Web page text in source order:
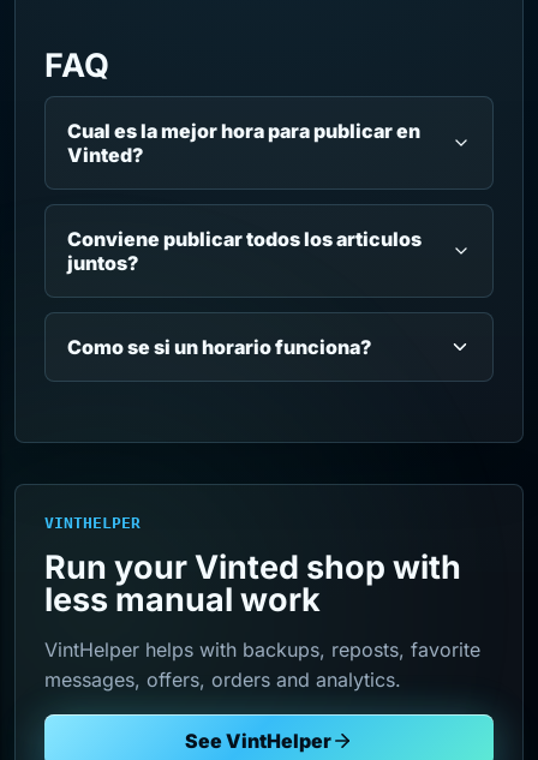
FAQ
Cual es la mejor hora para publicar en
Vinted?
Conviene publicar todos los articulos
juntos?
Como se si un horario funciona?
VINTHELPER
Run your Vinted shop with
less manual work
VintHelper helps with backups, reposts, favorite
messages, offers, orders and analytics.
See VintHelper